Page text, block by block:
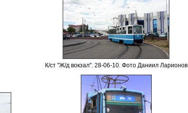
К/ст "Ж/д вокзал".28-06-10. Фото Даниил Ларионов